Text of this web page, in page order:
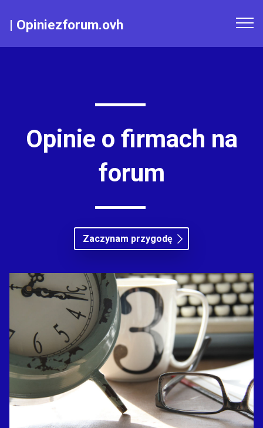
| Opiniezforum.ovh
Opinie o firmach na
forum
Zaczynam przygodę